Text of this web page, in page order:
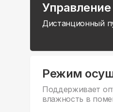
Управление
Дистанционный
Режим
Поддерживает
влажность в